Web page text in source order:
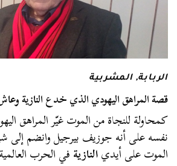
الربابة,المشربية
قصة المراهق اليهودي الذي خدع النازية
كمحاولة للنجاة من الموت غيّر المراهق
نفسه على أنه جوزيف بيرجيل وانضم إلى
الموت على أيديالنازيةفي الحرب